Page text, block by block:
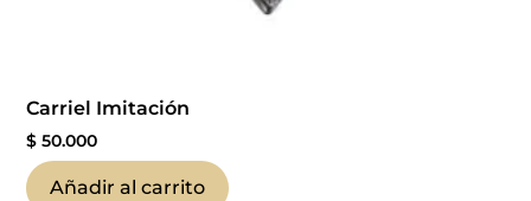
Carriel Imitación
$ 50.000
Añadir al carrito